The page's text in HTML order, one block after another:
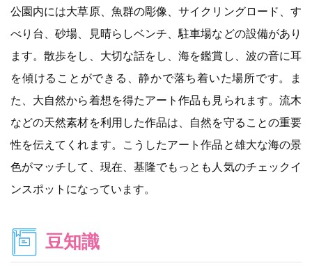
公園内には大草原、魚群の彫像、サイクリングロード、す
べり台、砂場、見晴らしベンチ、駐車場などの設備があり
ます。散歩をし、大切な話をし、海を鑑賞し、波の音に耳
を傾けることができる、静かで落ち着いた場所です。ま
た、大自然から着想を得たアート作品も見られます。流木
などの天然素材を利用した作品は、自然を守ることの重要
性を伝えてくれます。こうしたアート作品と雄大な海の景
色がマッチして、現在、基隆でもっとも人気のチェックイ
ンスポットになっています。
豆知識